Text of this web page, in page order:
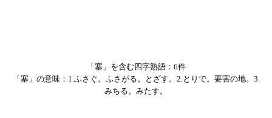
「塞」を含む四字熟語：6件
「塞」の意味：1.ふさぐ。ふさがる。とざす。2.とりで。要害の地。3.
みちる。みたす。